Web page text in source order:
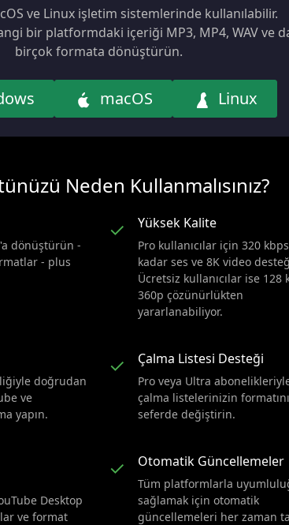
ve Linux işletim sistemlerinde kullanılabilir.
bir platformdaki içeriği MP3, MP4, WAV ve
birçok formata dönüştürün.
macOS Linux
Neden Kullanmalısınız?
dönüştürün -
- plus
✓ Yüksek Kalite
Pro kullanıcılar için 320
kadar ses ve 8K video
Ücretsiz kullanıcılar ise 128
360p çözünürlükten
yararlanabiliyor.
doğrudan
ve
yapın.
✓ Çalma Listesi Desteği
Pro veya Ultra
çalma listelerinizin
seferde değiştirin.
Desktop
ve format
✓ Otomatik Güncellemeler
Tüm platformlarla
sağlamak için otomatik
güncellemeleri her zaman